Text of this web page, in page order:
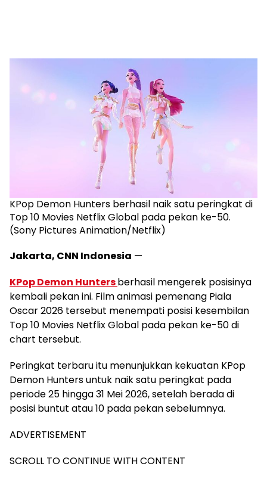
KPop Demon Hunters berhasil naik satu peringkat di
Top 10 Movies Netflix Global pada pekan ke-50.
(Sony Pictures Animation/Netflix)
Jakarta, CNN Indonesia —
KPop Demon Huntersberhasil mengerek posisinya
kembali pekan ini. Film animasi pemenang Piala
Oscar 2026 tersebut menempati posisi kesembilan
Top 10 Movies Netflix Global pada pekan ke-50 di
chart tersebut.
Peringkat terbaru itu menunjukkan kekuatan KPop
Demon Hunters untuk naik satu peringkat pada
periode 25 hingga 31 Mei 2026, setelah berada di
posisi buntut atau 10 pada pekan sebelumnya.
ADVERTISEMENT
SCROLL TO CONTINUE WITH CONTENT